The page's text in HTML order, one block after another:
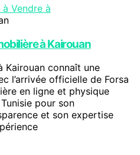
à Kairouan
Kairouan connaît une
l’arrivée officielle de Forsa
en ligne et physique
pour son
et son expertise